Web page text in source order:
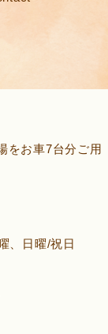
をお車7台分ご用
、日曜/祝日